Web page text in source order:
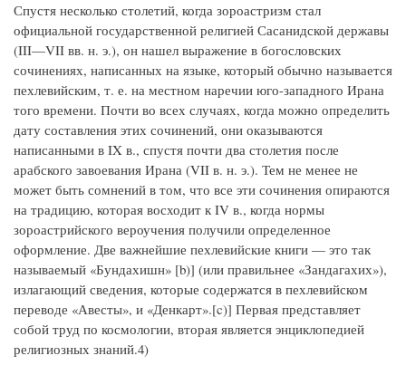
Спустя несколько столетий, когда зороастризм стал
официальной государственной религией Сасанидской державы
(III—VII вв. н. э.), он нашел выражение в богословских
сочинениях, написанных на языке, который обычно называется
пехлевийским, т. е. на местном наречии юго-западного Ирана
того времени. Почти во всех случаях, когда можно определить
дату составления этих сочинений, они оказываются
написанными в IX в., спустя почти два столетия после
арабского завоевания Ирана (VII в. н. э.). Тем не менее не
может быть сомнений в том, что все эти сочинения опираются
на традицию, которая восходит к IV в., когда нормы
зороастрийского вероучения получили определенное
оформление. Две важнейшие пехлевийские книги — это так
называемый «Бундахишн» [b)] (или правильнее «Зандагахих»),
излагающий сведения, которые содержатся в пехлевийском
переводе «Авесты», и «Денкарт».[c)] Первая представляет
собой труд по космологии, вторая является энциклопедией
религиозных знаний.4)